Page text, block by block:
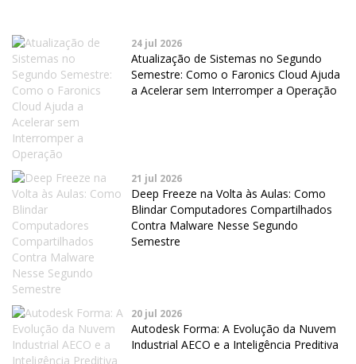
24 jul 2026
Atualização de Sistemas no Segundo
Semestre: Como o Faronics Cloud Ajuda
a Acelerar sem Interromper a Operação
21 jul 2026
Deep Freeze na Volta às Aulas: Como
Blindar Computadores Compartilhados
Contra Malware Nesse Segundo
Semestre
20 jul 2026
Autodesk Forma: A Evolução da Nuvem
Industrial AECO e a Inteligência Preditiva